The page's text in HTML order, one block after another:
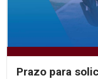
Prazo para